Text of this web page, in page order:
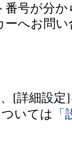
号が分
ーへお問
[詳細設
いては